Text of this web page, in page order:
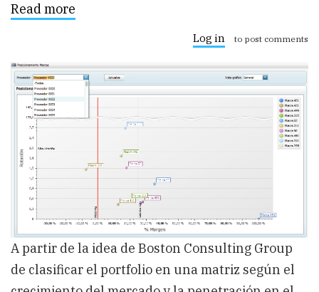
Read more
las
marcas
Log in to post comments
A partir de la idea de Boston Consulting Group
de clasificar el portfolio en una matriz según el